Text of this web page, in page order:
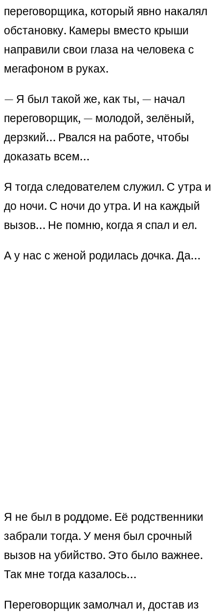
переговорщика, который явно накалял
обстановку. Камеры вместо крыши
направили свои глаза на человека с
мегафоном в руках.
— Я был такой же, как ты, — начал
переговорщик, — молодой, зелёный,
дерзкий… Рвался на работе, чтобы
доказать всем…
Я тогда следователем служил. С утра и
до ночи. С ночи до утра. И на каждый
вызов… Не помню, когда я спал и ел.
А у нас с женой родилась дочка. Да…
Я не был в роддоме. Её родственники
забрали тогда. У меня был срочный
вызов на убийство. Это было важнее.
Так мне тогда казалось…
Переговорщик замолчал и, достав из